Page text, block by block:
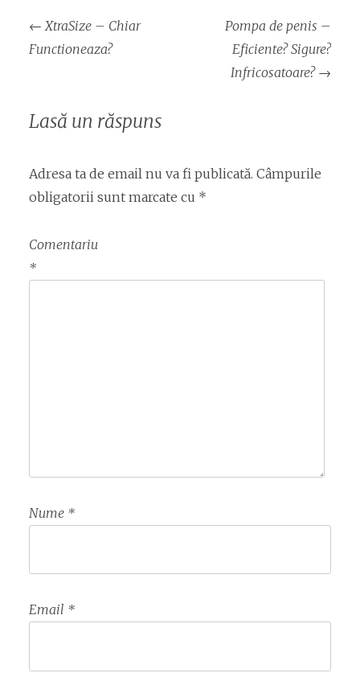
Navigare
articol
← XtraSize – Chiar
Functioneaza?
Pompa de penis –
Eficiente? Sigure?
Infricosatoare? →
Lasă un răspuns
Adresa ta de email nu va fi publicată. Câmpurile
obligatorii sunt marcate cu *
Comentariu
*
Nume *
Email *